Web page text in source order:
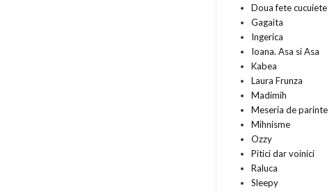
Doua fete cucuiete
Gagaita
Ingerica
Ioana. Asa si Asa
Kabea
Laura Frunza
Madimih
Meseria de parinte
Mihnisme
Ozzy
Pitici dar voinici
Raluca
Sleepy